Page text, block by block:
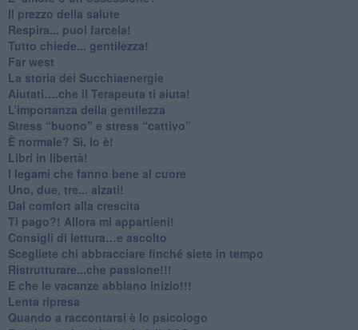
​Il prezzo della salute
​Respira... puoi farcela!
​Tutto chiede... gentilezza!
​Far west
​La storia dei Succhiaenergie
​Aiutati….che il Terapeuta ti aiuta!
​L’importanza della gentilezza
​Stress “buono” e stress “cattivo”
​È normale? Sì, lo è!
​Libri in libertà!
​I legami che fanno bene al cuore
Uno, due, tre... alzati!​
​Dal comfort alla crescita
​Ti pago?! Allora mi appartieni!​
​Consigli di lettura…e ascolto
​Scegliete chi abbracciare finché siete in tempo
​Ristrutturare...che passione!!!
​E che le vacanze abbiano inizio!!!
​Lenta ripresa
​Quando a raccontarsi è lo psicologo